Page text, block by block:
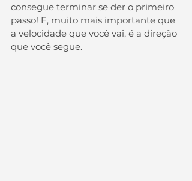
consegue terminar se der o primeiro
passo! E, muito mais importante que
a velocidade que você vai, é a direção
que você segue.